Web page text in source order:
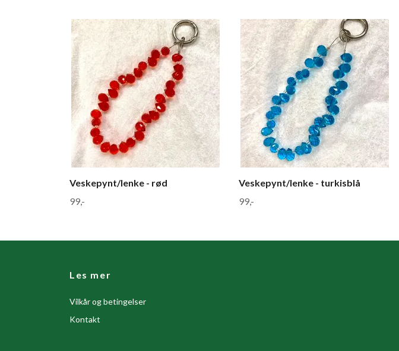
Veskepynt/lenke - rød
99,-
Veskepynt/lenke - turkisblå
99,-
Les mer
Vilkår og betingelser
Kontakt